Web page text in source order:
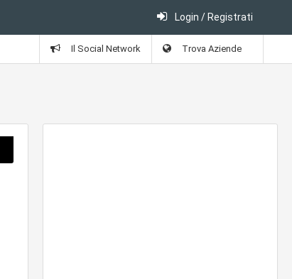
Login / Registrati
Il Social Network Trova Aziende